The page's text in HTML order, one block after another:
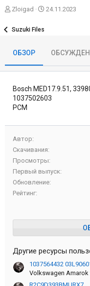
А
т
Zloigad
Д
д
н
и
24.11.2023
Suzuki Files
ОБЗОР
Bosch MED17.9.51,
1037502603
PCM
Автор
Скачивания
Просмотры
Первый выпуск
Обновление
Рейтинг
Другие ресурсы
1037564432
Volkswagen Amarok